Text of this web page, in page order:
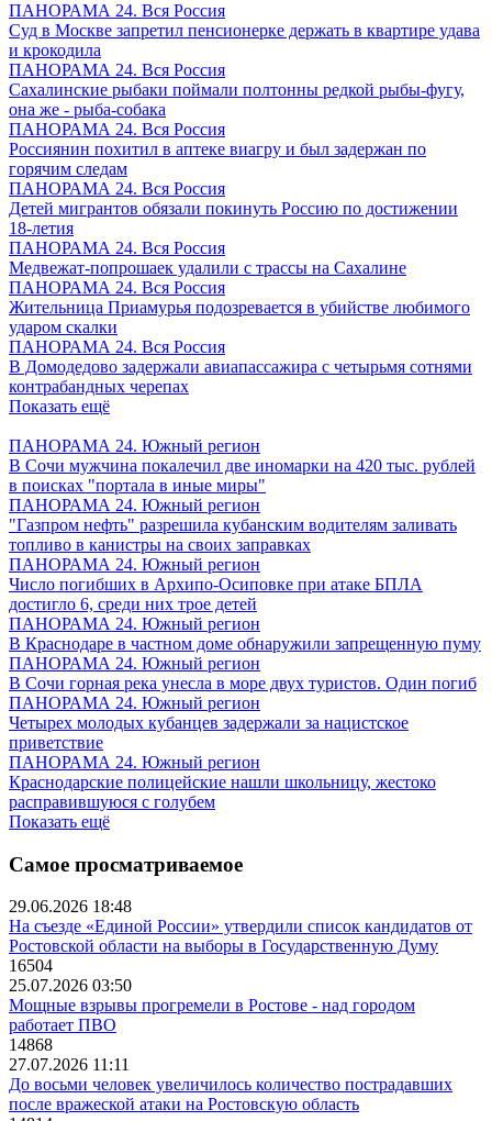
ПАНОРАМА 24. Вся Россия
Суд в Москве запретил пенсионерке держать в квартире удава
и крокодила
ПАНОРАМА 24. Вся Россия
Сахалинские рыбаки поймали полтонны редкой рыбы-фугу,
она же - рыба-собака
ПАНОРАМА 24. Вся Россия
Россиянин похитил в аптеке виагру и был задержан по
горячим следам
ПАНОРАМА 24. Вся Россия
Детей мигрантов обязали покинуть Россию по достижении
18-летия
ПАНОРАМА 24. Вся Россия
Медвежат-попрошаек удалили с трассы на Сахалине
ПАНОРАМА 24. Вся Россия
Жительница Приамурья подозревается в убийстве любимого
ударом скалки
ПАНОРАМА 24. Вся Россия
В Домодедово задержали авиапассажира с четырьмя сотнями
контрабандных черепах
Показать ещё
ПАНОРАМА 24. Южный регион
В Сочи мужчина покалечил две иномарки на 420 тыс. рублей
в поисках "портала в иные миры"
ПАНОРАМА 24. Южный регион
"Газпром нефть" разрешила кубанским водителям заливать
топливо в канистры на своих заправках
ПАНОРАМА 24. Южный регион
Число погибших в Архипо-Осиповке при атаке БПЛА
достигло 6, среди них трое детей
ПАНОРАМА 24. Южный регион
В Краснодаре в частном доме обнаружили запрещенную пуму
ПАНОРАМА 24. Южный регион
В Сочи горная река унесла в море двух туристов. Один погиб
ПАНОРАМА 24. Южный регион
Четырех молодых кубанцев задержали за нацистское
приветствие
ПАНОРАМА 24. Южный регион
Краснодарские полицейские нашли школьницу, жестоко
расправившуюся с голубем
Показать ещё
Самое просматриваемое
29.06.2026 18:48
На съезде «Единой России» утвердили список кандидатов от
Ростовской области на выборы в Государственную Думу
16504
25.07.2026 03:50
Мощные взрывы прогремели в Ростове - над городом
работает ПВО
14868
27.07.2026 11:11
До восьми человек увеличилось количество пострадавших
после вражеской атаки на Ростовскую область